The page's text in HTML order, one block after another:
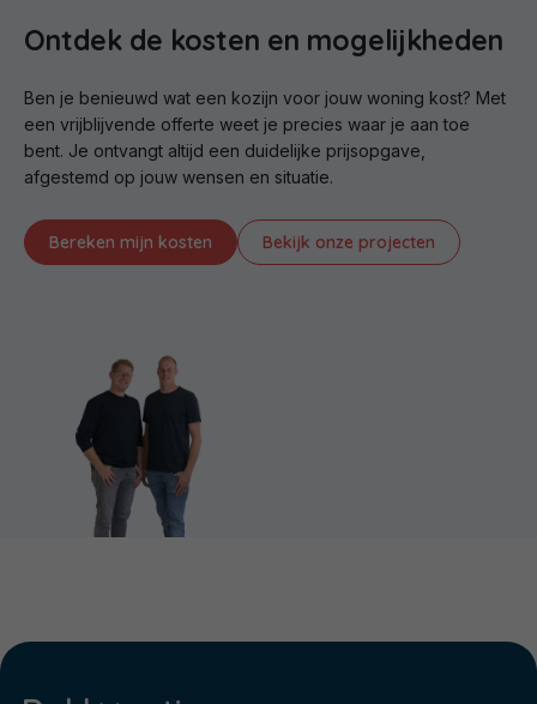
Ontdek de kosten en mogelijkheden
Ben je benieuwd wat een kozijn voor jouw woning kost? Met
een vrijblijvende offerte weet je precies waar je aan toe
bent. Je ontvangt altijd een duidelijke prijsopgave,
afgestemd op jouw wensen en situatie.
Bereken mijn kosten Bekijk onze projecten